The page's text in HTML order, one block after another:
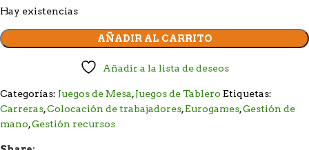
Hay existencias
AÑADIR AL CARRITO
Añadir a la lista de deseos
Categorías: Juegos de Mesa,Juegos de Tablero Etiquetas:
Carreras,Colocación de trabajadores,Eurogames,Gestión de
mano,Gestión recursos